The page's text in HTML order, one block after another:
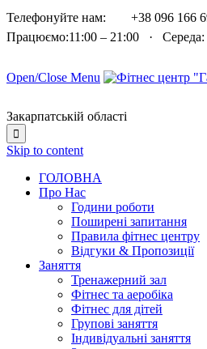
Телефонуйте нам:
+38 096 166
Працюємо:11:00 – 21:00 ·
Open/Close Menu
Закарпатській області

Skip to content
ГОЛОВНА
Про Нас
Години роботи
Поширені запитання
Правила фітнес центру
Відгуки & Пропозиції
Заняття
Тренажерний зал
Фітнес та аеробіка
Фітнес для дітей
Групові заняття
Індивідуальні заняття